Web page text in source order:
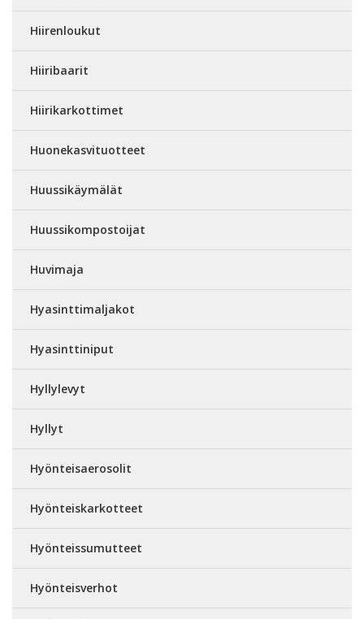
Hiirenloukut
Hiiribaarit
Hiirikarkottimet
Huonekasvituotteet
Huussikäymälät
Huussikompostoijat
Huvimaja
Hyasinttimaljakot
Hyasinttiniput
Hyllylevyt
Hyllyt
Hyönteisaerosolit
Hyönteiskarkotteet
Hyönteissumutteet
Hyönteisverhot